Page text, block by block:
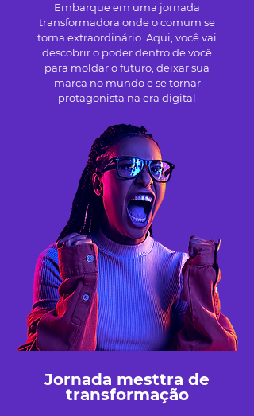
Embarque em uma jornada
transformadora onde o comum se
torna extraordinário. Aqui, você vai
descobrir o poder dentro de você
para moldar o futuro, deixar sua
marca no mundo e se tornar
protagonista na era digital
Jornada mesttra de
transformação